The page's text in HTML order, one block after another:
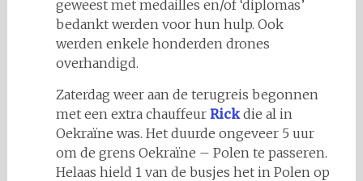
geweest met medailles en/of ‘diplomas’
bedankt werden voor hun hulp. Ook
werden enkele honderden drones
overhandigd.
Zaterdag weer aan de terugreis begonnen
met een extra chauffeur Rickdie al in
Oekraïne was. Het duurde ongeveer 5 uur
om de grens Oekraïne – Polen te passeren.
Helaas hield 1 van de busjes het in Polen op